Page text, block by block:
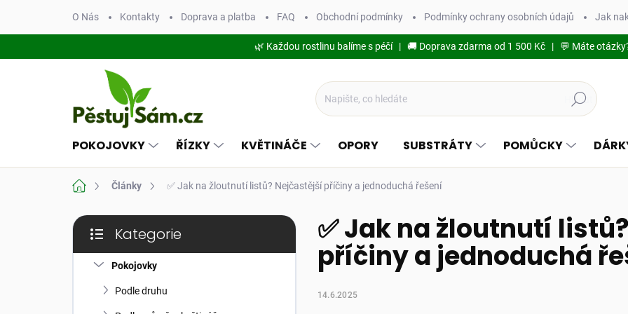
obsah
O Nás Kontakty Doprava a platba FAQ Obchodní podmínky Podmínky ochrany osobních údajů Jak
🌿 Každou rostlinu balíme s péčí | 🚚 Doprava zdarma od 1 500 Kč | 💬 Máte
Hledat
POKOJOVKY ŘÍZKY KVĚTINÁČE OPORY SUBSTRÁTY POMŮCKY
Domů Články ✅ Jak na žloutnutí listů? Nejčastější příčiny a jednoduchá řešení
P
s
kategorie
Kategorie
Pokojovky
Podle druhu
✅ Jak na žloutnutí
příčiny a jednoduchá
14.6.2025